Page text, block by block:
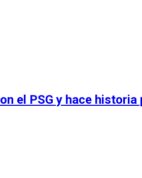
el PSG y hace historia